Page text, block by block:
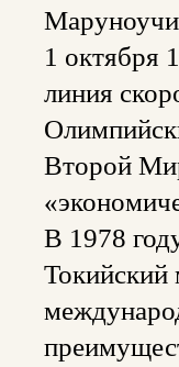
1 октября
линия
Второй
В 1978
Токийский